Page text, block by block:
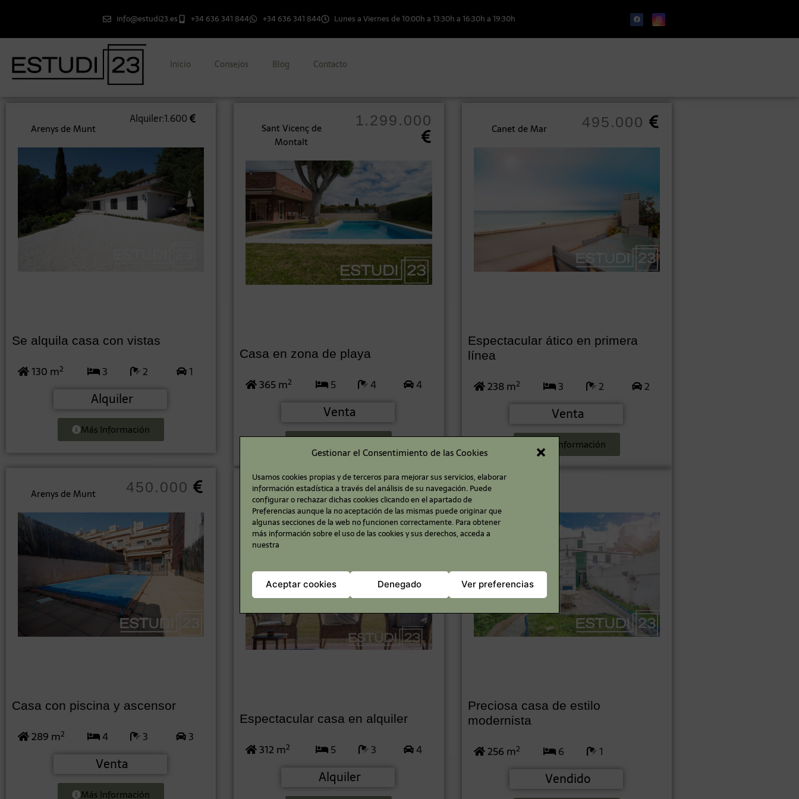
Gestionar el Consentimiento de las Cookies
Usamos cookies propias y de terceros para mejorar sus servicios, elaborar
información estadística a través del análisis de su navegación. Puede
configurar o rechazar dichas cookies clicando en el apartado de
Preferencias aunque la no aceptación de las mismas puede originar que
algunas secciones de la web no funcionen correctamente. Para obtener
más información sobre el uso de las cookies y sus derechos, acceda a
nuestra
Aceptar cookies Denegado Ver preferencias
info@estudi23.es +34 636 341 844 +34 636 341 844 Lunes a Viernes de 10:00h a 13:30h a 16:30h a 19:30h
Inicio Consejos Blog Contacto
Arenys de Munt
Alquiler:1.600
Se alquila casa con vistas
130 m2 3 2 1
Alquiler
Más Información
Sant Vicenç de
Montalt
1.299.000
Casa en zona de playa
365 m2 5 4 4
Venta
Canet de Mar 495.000
Espectacular ático en primera
línea
238 m2 3 2 2
Venta
Más Información
Arenys de Munt 450.000
Casa con piscina y ascensor
289 m2 4 3 3
Venta
Más Información
Sant Vicenç de
Montalt
Alquiler:4.500
Espectacular casa en alquiler
312 m2 5 3 4
Alquiler
Vilassar de Mar
Preciosa casa de estilo
modernista
256 m2 6 1
Vendido